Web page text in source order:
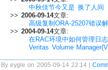
中秋佳节今又是 换了人间
>> 2006-09-14文章:
高级复制ORA-25207错误
>> 2004-09-14文章:
在RAC环境中如何管理日
Veritas Volume
By eygle on 2005-09-14 22:14 |